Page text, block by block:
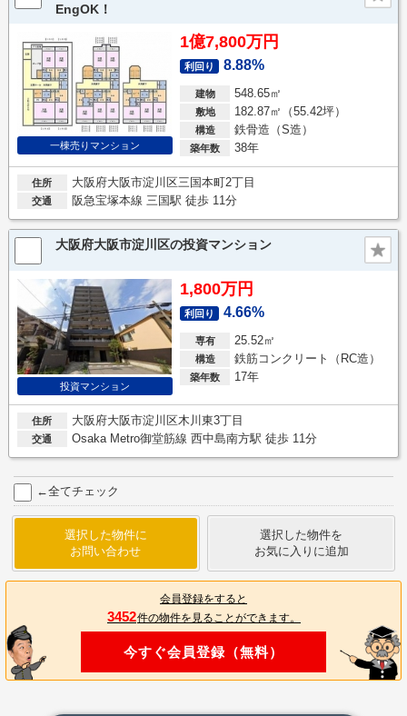
EngOK！
一棟売りマンション
1億7,800万円
利回り 8.88%
建物 548.65㎡
敷地 182.87㎡（55.42坪）
構造 鉄骨造（S造）
築年数 38年
住所 大阪府大阪市淀川区三国本町2丁目
交通 阪急宝塚本線 三国駅 徒歩 11分
大阪府大阪市淀川区の投資マンション
投資マンション
1,800万円
利回り 4.66%
専有 25.52㎡
構造 鉄筋コンクリート（RC造）
築年数 17年
住所 大阪府大阪市淀川区木川東3丁目
交通 Osaka Metro御堂筋線 西中島南方駅 徒歩 11分
←全てチェック
選択した物件に
お問い合わせ
選択した物件を
お気に入りに追加
会員登録をすると
3452件の物件を見ることができます。
今すぐ会員登録（無料）